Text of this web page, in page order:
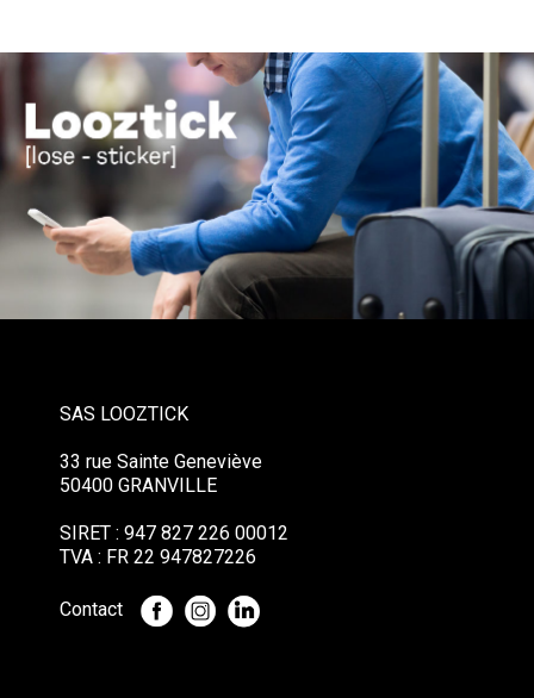
SAS LOOZTICK
33 rue Sainte Geneviève
50400 GRANVILLE
SIRET : 947 827 226 00012
TVA : FR 22 947827226
Contact